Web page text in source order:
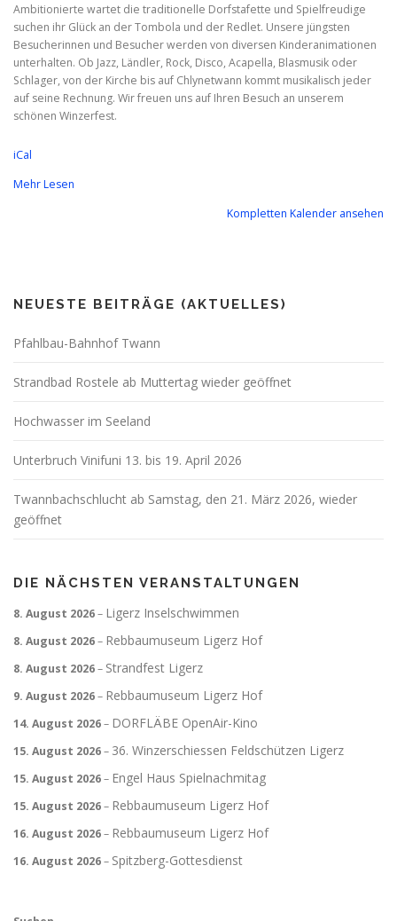
Ambitionierte wartet die traditionelle Dorfstafette und Spielfreudige
suchen ihr Glück an der Tombola und der Redlet. Unsere jüngsten
Besucherinnen und Besucher werden von diversen Kinderanimationen
unterhalten. Ob Jazz, Ländler, Rock, Disco, Acapella, Blasmusik oder
Schlager, von der Kirche bis auf Chlynetwann kommt musikalisch jeder
auf seine Rechnung. Wir freuen uns auf Ihren Besuch an unserem
schönen Winzerfest.
iCal
Mehr Lesen
Kompletten Kalender ansehen
NEUESTE BEITRÄGE (AKTUELLES)
Pfahlbau-Bahnhof Twann
Strandbad Rostele ab Muttertag wieder geöffnet
Hochwasser im Seeland
Unterbruch Vinifuni 13. bis 19. April 2026
Twannbachschlucht ab Samstag, den 21. März 2026, wieder
geöffnet
DIE NÄCHSTEN VERANSTALTUNGEN
8. August 2026– Ligerz Inselschwimmen
8. August 2026– Rebbaumuseum Ligerz Hof
8. August 2026– Strandfest Ligerz
9. August 2026– Rebbaumuseum Ligerz Hof
14. August 2026– DORFLÄBE OpenAir-Kino
15. August 2026– 36. Winzerschiessen Feldschützen Ligerz
15. August 2026– Engel Haus Spielnachmitag
15. August 2026– Rebbaumuseum Ligerz Hof
16. August 2026– Rebbaumuseum Ligerz Hof
16. August 2026– Spitzberg-Gottesdienst